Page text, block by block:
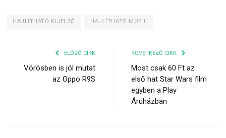
HAJLÍTHATÓ KIJELZŐ HAJLÍTHATÓ MOBIL
ELŐZŐ CIKK
Vörösben is jól mutat
az Oppo R9S
KÖVETKEZŐ CIKK
Most csak 60 Ft az
első hat Star Wars film
egyben a Play
Áruházban